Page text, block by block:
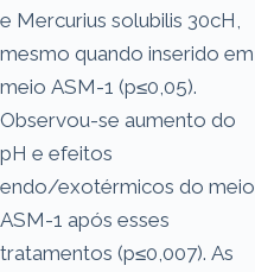
e Mercurius solubilis 30cH,
mesmo quando inserido em
meio ASM-1 (p≤0,05).
Observou-se aumento do
pH e efeitos
endo/exotérmicos do meio
ASM-1 após esses
tratamentos (p≤0,007). As